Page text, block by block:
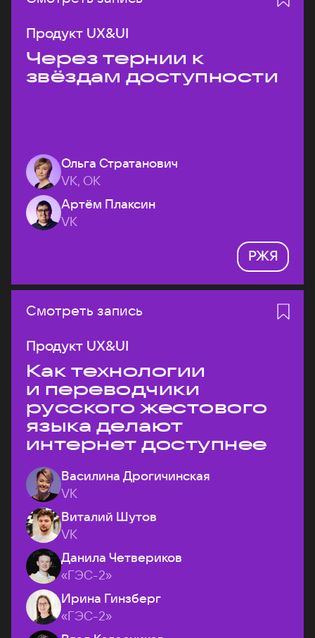
Продукт UX&UI
Через тернии к
звёздам доступности
Ольга Стратанович
VK, ОК
Артём Плаксин
VK
РЖЯ
Смотреть запись
Продукт UX&UI
Как технологии
и переводчики
русского жестового
языка делают
интернет доступнее
Василина Дрогичинская
VK
Виталий Шутов
VK
Данила Четвериков
«ГЭС-2»
Ирина Гинзберг
«ГЭС-2»